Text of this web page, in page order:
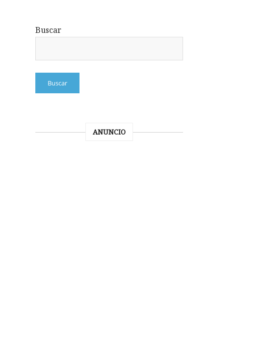
Buscar
Buscar
ANUNCIO